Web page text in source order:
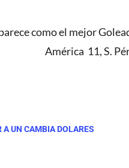
como el mejor
América 11, S.
UN CAMBIA DOLARES